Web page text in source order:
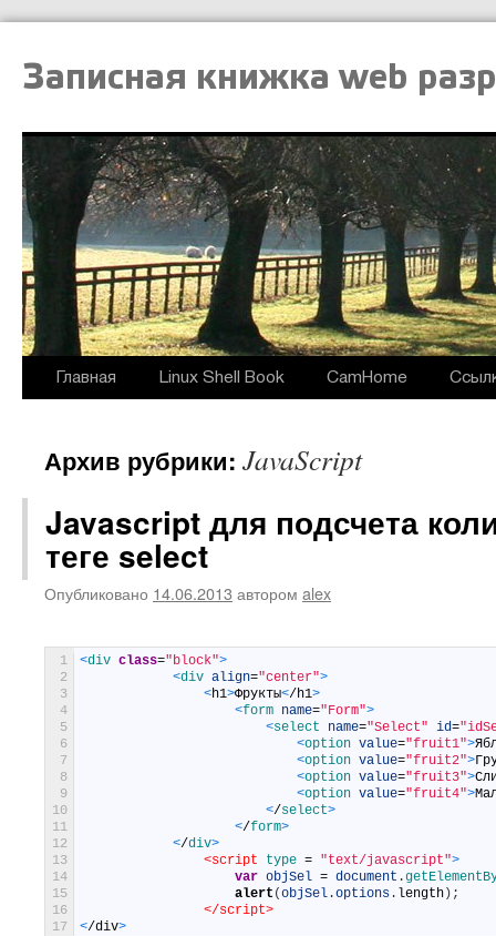
Записная книжка web
Главная Linux Shell Book CamHome
Архив рубрики: JavaScript
Javascript для подсчета
теге select
Опубликовано 14.06.2013 автором alex
1
2
3
4
5
6
7
8
9
10
11
12
13
14
15
16
17
<div class="block">
<div align="center">
<h1>Фрукты</h1>
<form name="Form">
<select name="Select" id=
<option value="fruit1">
<option value="fruit2">
<option value="fruit3">
<option value="fruit4">
</select>
</form>
</div>
<script type = "text/javascript">
var objSel = document .
alert (objSel .options . length ) ;
</script>
</div>